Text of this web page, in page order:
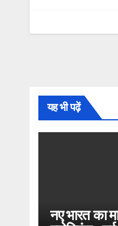
यह भी पढ़ें
नए भारत का